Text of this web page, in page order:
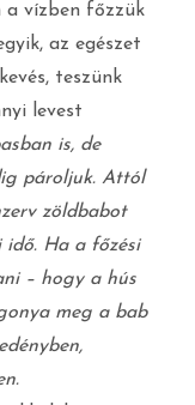
a vízben főzzük
az egészet
teszünk
levest
is, de
pároljuk. Attól
zöldbabot
idő. Ha a főzési
– hogy a hús
meg a bab